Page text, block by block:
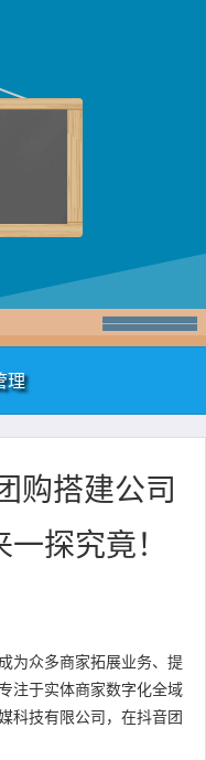
理
购搭建公司
探究竟！
为众多商家拓展业务、提
注于实体商家数字化全域
技有限公司，在抖音团